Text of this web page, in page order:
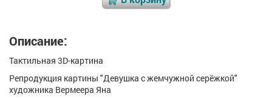
Описание:
Тактильная 3D-картина
Репродукция картины "Девушка с жемчужной серёжкой"
художника Вермеера Яна